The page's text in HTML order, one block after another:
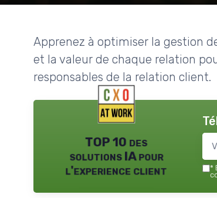
Apprenez à optimiser la gestion
et la valeur de chaque relation
responsables de la relation client.
TOP 10 des
solutions IA pour
l'experience client *